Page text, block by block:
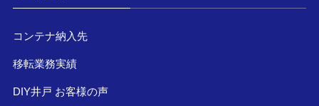
コンテナ納入先
移転業務実績
DIY井戸 お客様の声